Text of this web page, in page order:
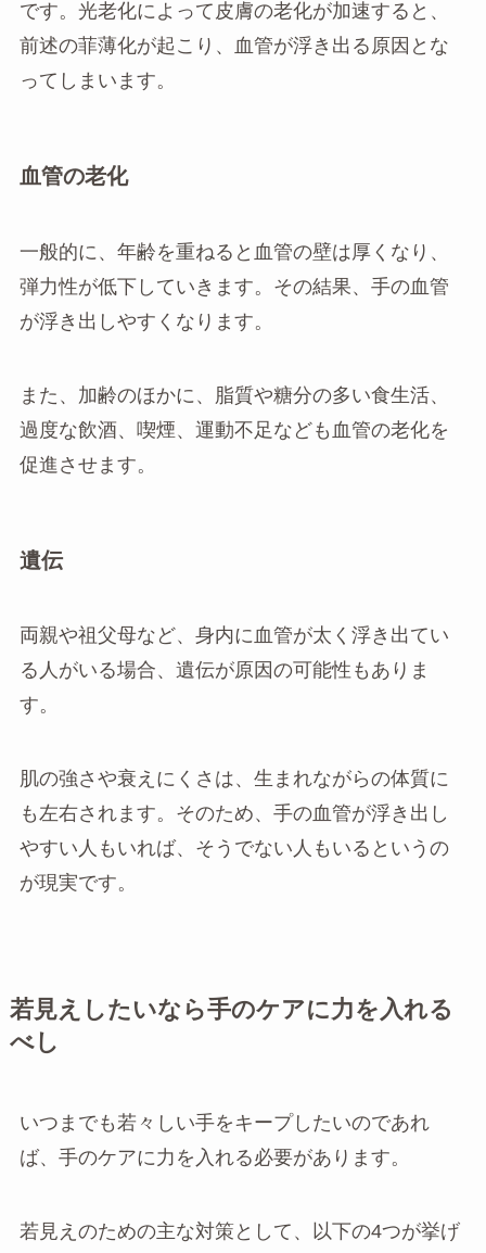
です。光老化によって皮膚の老化が加速すると、
前述の菲薄化が起こり、血管が浮き出る原因とな
ってしまいます。
血管の老化
一般的に、年齢を重ねると血管の壁は厚くなり、
弾力性が低下していきます。その結果、手の血管
が浮き出しやすくなります。
また、加齢のほかに、脂質や糖分の多い食生活、
過度な飲酒、喫煙、運動不足なども血管の老化を
促進させます。
遺伝
両親や祖父母など、身内に血管が太く浮き出てい
る人がいる場合、遺伝が原因の可能性もありま
す。
肌の強さや衰えにくさは、生まれながらの体質に
も左右されます。そのため、手の血管が浮き出し
やすい人もいれば、そうでない人もいるというの
が現実です。
若見えしたいなら手のケアに力を入れる
べし
いつまでも若々しい手をキープしたいのであれ
ば、手のケアに力を入れる必要があります。
若見えのための主な対策として、以下の4つが挙げ